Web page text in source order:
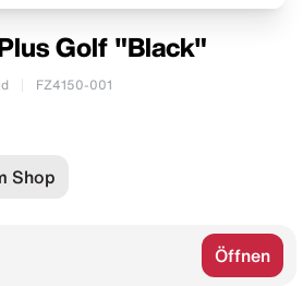
Golf "Black"
FZ4150-001
Shop
Öffnen